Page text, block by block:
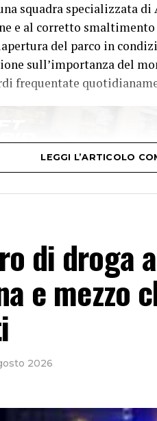
squadra specializzata
e al corretto
del parco in
sull’importanza del
frequentate
LEGGI L’ARTICOLO
di droga
e mezzo
2026